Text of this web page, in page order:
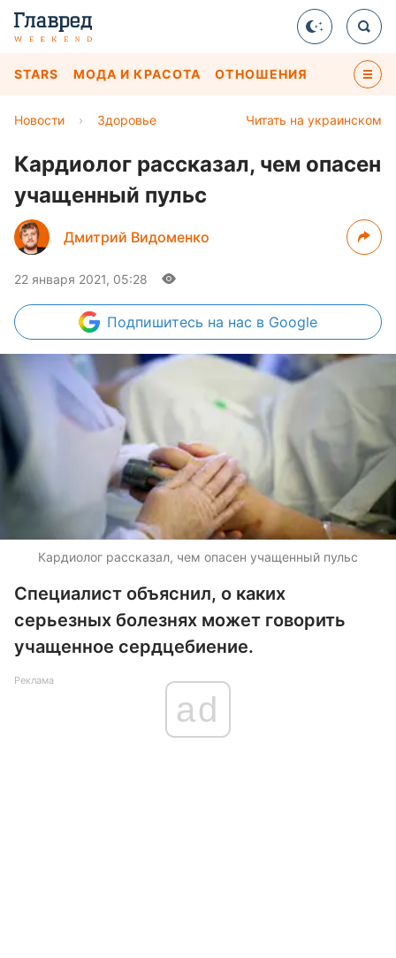
STARS МОДА И КРАСОТА ОТНОШЕНИЯ
Читать на украинском
Новости › Здоровье
Кардиолог рассказал, чем опасен
учащенный пульс
Дмитрий Видоменко
22 января 2021, 05:28
Подпишитесь на нас в Google
Кардиолог рассказал, чем опасен учащенный пульс
Специалист объяснил, о каких
серьезных болезнях может говорить
учащенное сердцебиение.
Реклама
ad